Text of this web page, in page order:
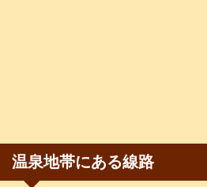
温泉地帯にある線路